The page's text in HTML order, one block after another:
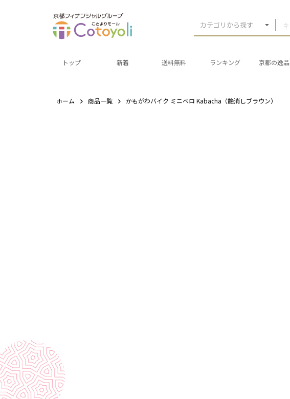
カテゴリから探す
トップ 新着 送料無料 ランキング 京都の逸品
ホーム 商品一覧 かもがわバイク ミニベロ Kabacha（艶消しブラウン）